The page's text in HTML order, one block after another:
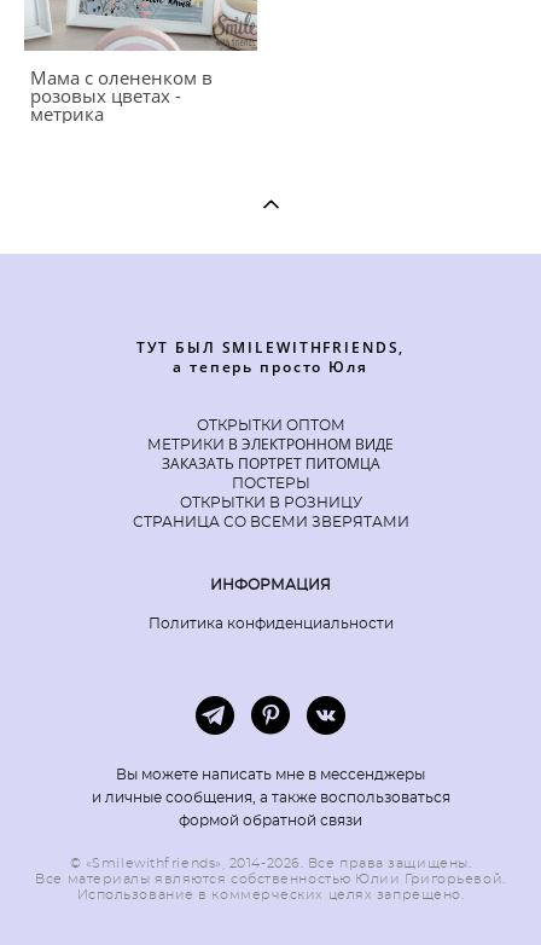
Мама с олененком в
розовых цветах -
метрика
ТУТ БЫЛ SMILEWITHFRIENDS,
а теперь просто Юля
ОТКРЫТКИ ОПТОМ
МЕТРИКИ В ЭЛЕКТРОННОМ ВИДЕ
ЗАКАЗАТЬ ПОРТРЕТ ПИТОМЦА
ПОСТЕРЫ
ОТКРЫТКИ В РОЗНИЦУ
СТРАНИЦА СО ВСЕМИ ЗВЕРЯТАМИ
ИНФОРМАЦИЯ
Политика конфиденциальности
Вы можете написать мне в мессенджеры
и личные сообщения, а также воспользоваться
формой обратной связи
© «Smilewithfriends», 2014-2026. Все права защищены.
Все материалы являются собственностью Юлии Григорьевой.
Использование в коммерческих целях запрещено.